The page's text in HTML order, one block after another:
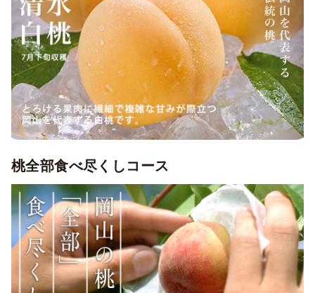
桃全部食べ尽くしコース